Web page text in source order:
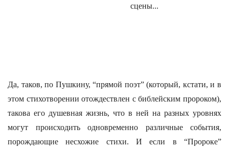
сцены...
Да, таков, по Пушкину, “прямой поэт” (который, кстати, и в
этом стихотворении отождествлен с библейским пророком),
такова его душевная жизнь, что в ней на разных уровнях
могут происходить одновременно различные события,
порождающие несхожие стихи. И если в “Пророке”